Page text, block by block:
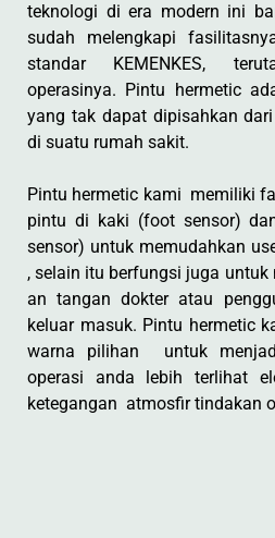
teknologi di era modern ini
sudah melengkapi
standar KEMENKES,
operasinya. Pintu hermetic
yang tak dapat dipisahkan
di suatu rumah sakit.
Pintu hermetic kami memiliki
pintu di kaki (foot sensor)
sensor) untuk memudahkan
, selain itu berfungsi juga untuk
an tangan dokter atau
keluar masuk. Pintu hermetic
warna pilihan untuk
operasi anda lebih terlihat
ketegangan atmosfir tindakan